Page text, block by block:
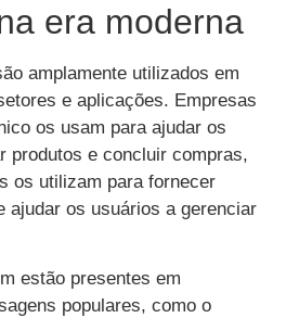
era moderna
amplamente utilizados em
e aplicações. Empresas
os usam para ajudar os
produtos e concluir compras,
os utilizam para fornecer
ajudar os usuários a gerenciar
estão presentes em
populares, como o